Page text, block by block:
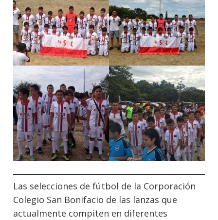
Las selecciones de fútbol de la Corporación
Colegio San Bonifacio de las lanzas que
actualmente compiten en diferentes